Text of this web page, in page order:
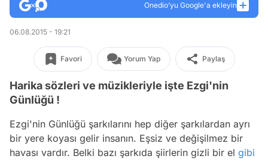
Onedio’yu Google'a ekleyin
06.08.2015 - 19:21
Favori Yorum Yap Paylaş
Harika sözleri ve müzikleriyle işte Ezgi'nin
Günlüğü !
Ezgi'nin Günlüğü şarkılarını hep diğer şarkılardan ayrı
bir yere koyası gelir insanın. Eşsiz ve değişilmez bir
havası vardır. Belki bazı şarkıda şiirlerin gizli bir el gibi